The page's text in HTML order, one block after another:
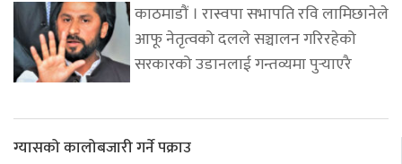
काठमाडौं । रास्वपा सभापति रवि लामिछानेले
आफू नेतृत्वको दलले सञ्चालन गरिरहेको
सरकारको उडानलाई गन्तव्यमा पुर्‍याएरै
ग्यासको कालोबजारी गर्ने पक्राउ